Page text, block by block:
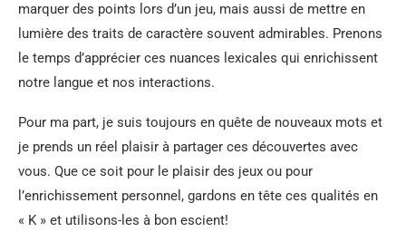
marquer des points lors d’un jeu, mais aussi de mettre en
lumière des traits de caractère souvent admirables. Prenons
le temps d’apprécier ces nuances lexicales qui enrichissent
notre langue et nos interactions.
Pour ma part, je suis toujours en quête de nouveaux mots et
je prends un réel plaisir à partager ces découvertes avec
vous. Que ce soit pour le plaisir des jeux ou pour
l’enrichissement personnel, gardons en tête ces qualités en
« K » et utilisons-les à bon escient!